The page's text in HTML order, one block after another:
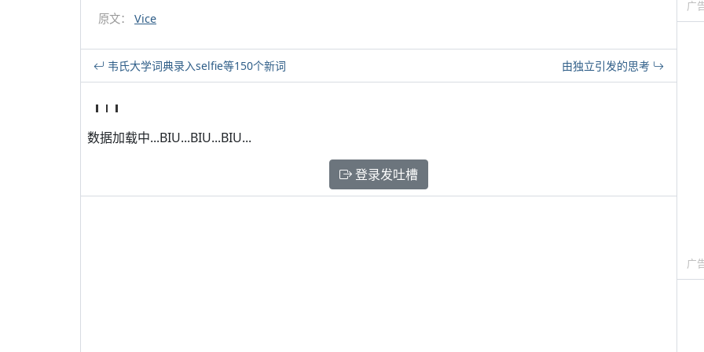
原文： Vice
韦氏大学词典录入selfie等150个新词 由独立引发的思考
数据加载中...BIU...BIU...BIU...
登录发吐槽
广
广